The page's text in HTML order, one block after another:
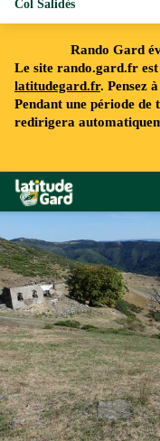
Rando Gard
Le site rando.gard.fr est
latitudegard.fr. Pensez
Pendant une période de
redirigera
Rando Gard
Col Salidès